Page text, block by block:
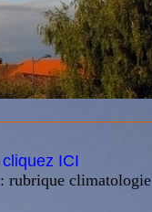
cliquez ICI
rubrique climatologie